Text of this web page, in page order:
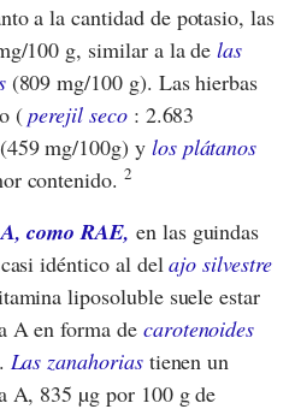
a la cantidad de potasio, las
100 g, similar a la delas
(809 mg/100 g). Las hierbas
(perejil seco: 2.683
mg/100g) y los plátanos
contenido. 2
como RAE, en las guindas
casi idéntico al delajo silvestre
liposoluble suele estar
A en forma de carotenoides
Las zanahoriastienen un
A, 835 µg por 100 g de